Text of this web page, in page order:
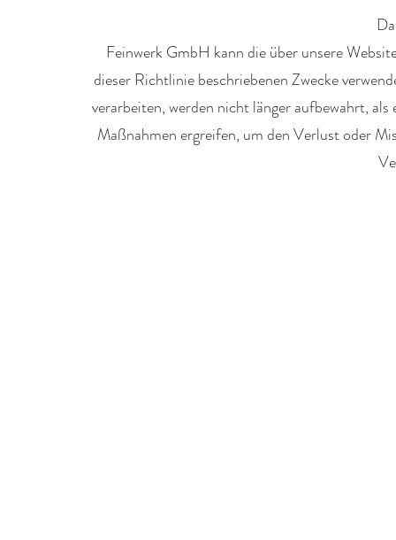
Feinwerk GmbH kann die über unsere
dieser Richtlinie beschriebenen Zwecke
verarbeiten, werden nicht länger aufbewahrt,
Maßnahmen ergreifen, um den Verlust oder